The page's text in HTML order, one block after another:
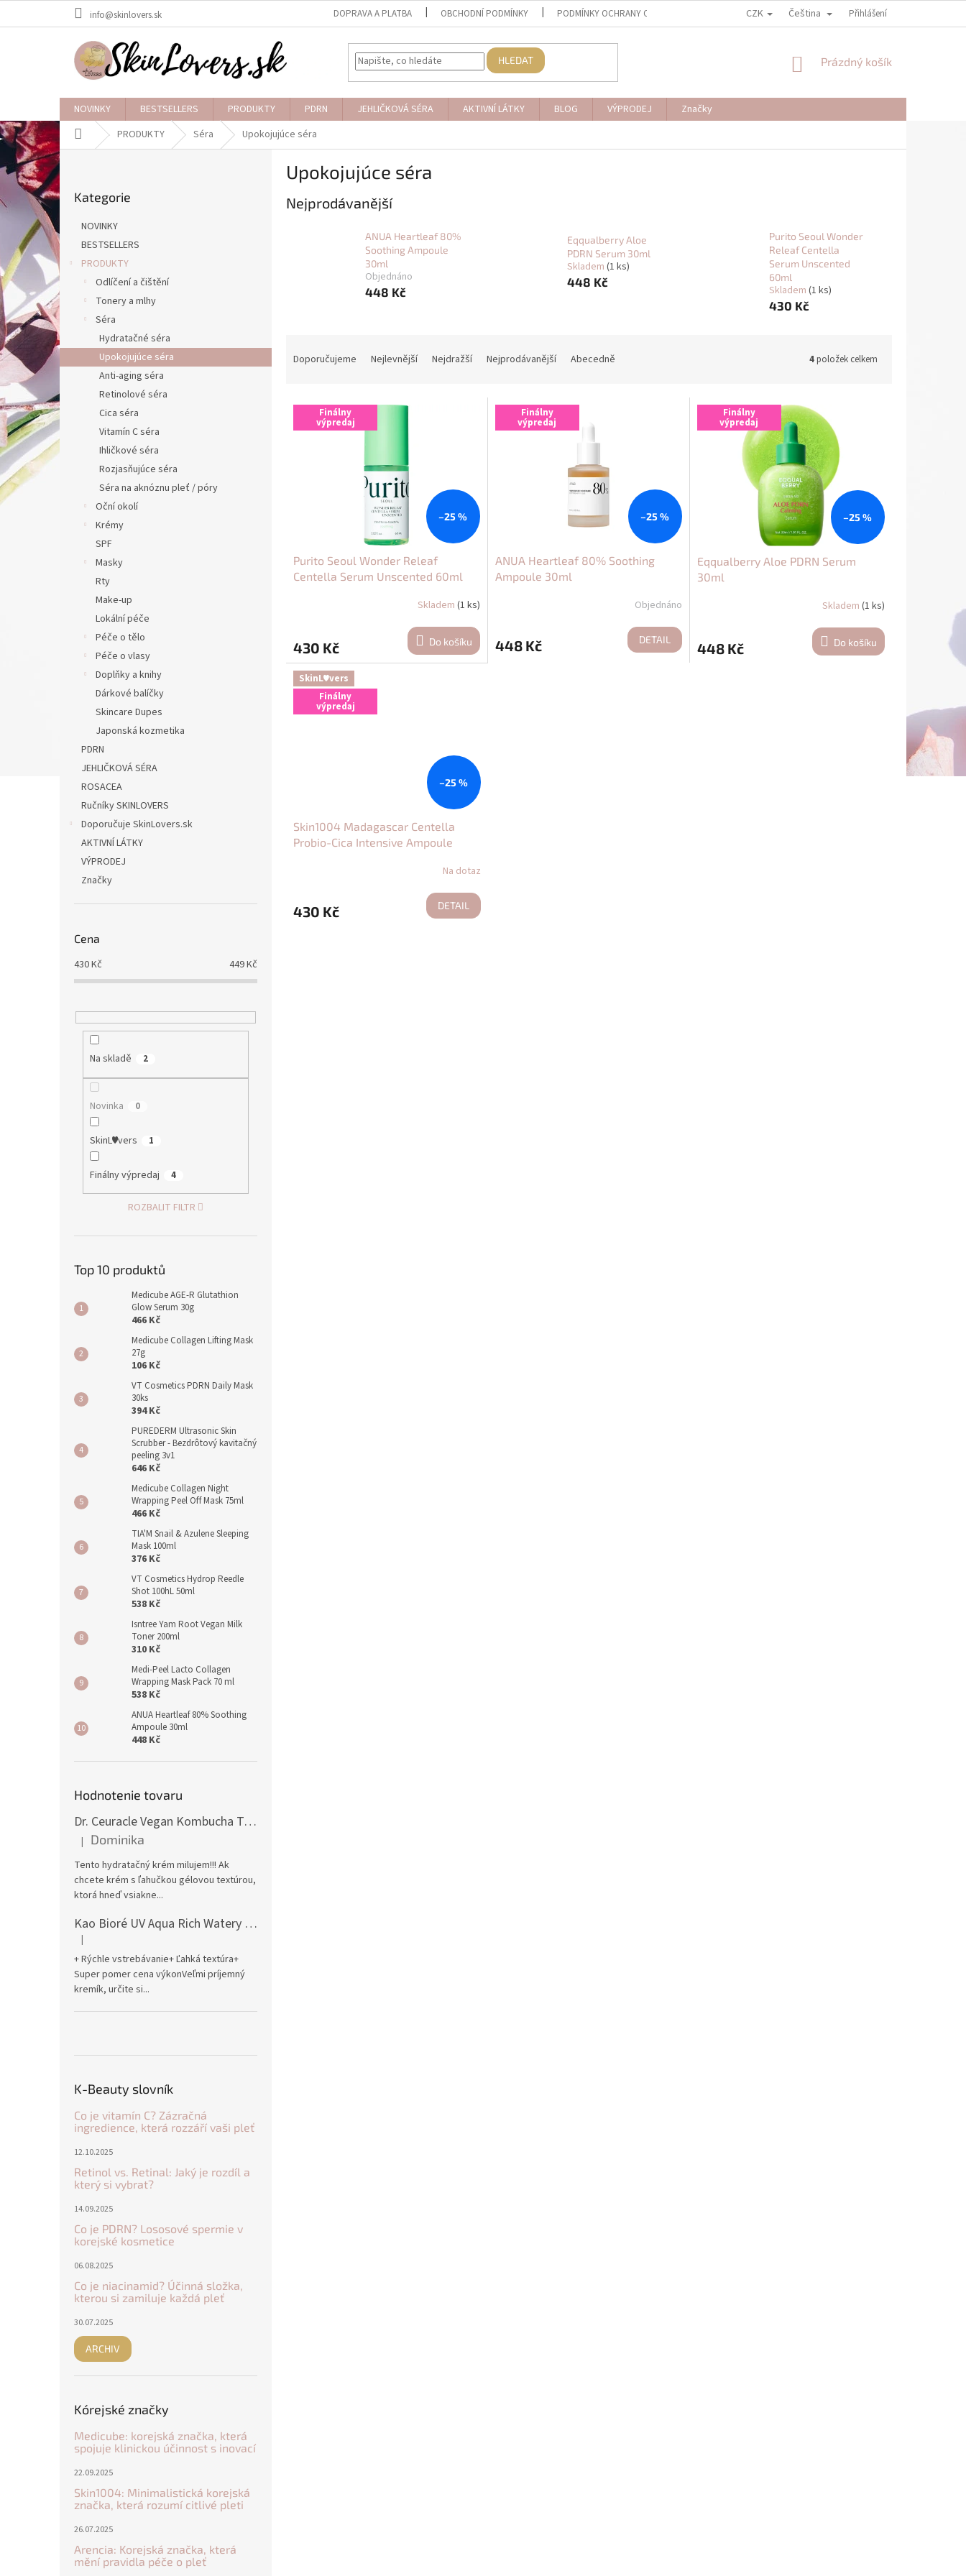
info@skinlovers.sk DOPRAVA A PLATBA OBCHODNÍ PODMÍNKY PODMÍNKY OCHRANY OSOBNÍCH ÚDAJŮ REKLAMAČNÍ PODMÍNKY VZOROVÝ FORMULÁŘ
CZK Čeština Přihlášení
HLEDAT
NÁKUPNÍ
Prázdný košík
NOVINKY BESTSELLERS PRODUKTY PDRN JEHLIČKOVÁ SÉRA AKTIVNÍ LÁTKY BLOG VÝPRODEJ
Značky
Domů PRODUKTY Séra Upokojujúce séra
P
o
s
t
a
n
í
p
n
e
l
kategorie
Kategorie
NOVINKY
BESTSELLERS
PRODUKTY
Odlíčení a čištění
Tonery a mlhy
Séra
Hydratačné séra
Upokojujúce séra
Anti-aging séra
Retinolové séra
Cica séra
Vitamín C séra
Ihličkové séra
Rozjasňujúce séra
Séra na aknóznu pleť / póry
Oční okolí
Krémy
SPF
Masky
Rty
Make-up
Lokální péče
Péče o tělo
Péče o vlasy
Doplňky a knihy
Dárkové balíčky
Skincare Dupes
Japonská kozmetika
PDRN
JEHLIČKOVÁ SÉRA
ROSACEA
Ručníky SKINLOVERS
Doporučuje SkinLovers.sk
AKTIVNÍ LÁTKY
VÝPRODEJ
Značky
Cena
430Kč 449Kč
Na skladě 2
Novinka 0
SkinL♥vers 1
Finálny výpredaj 4
ROZBALIT FILTR
Top 10 produktů
Medicube AGE-R Glutathion
Glow Serum 30g
466 Kč
Medicube Collagen Lifting Mask
27g
106 Kč
VT Cosmetics PDRN Daily Mask
30ks
394 Kč
PUREDERM Ultrasonic Skin
Scrubber - Bezdrôtový kavitačný
peeling 3v1
646 Kč
Medicube Collagen Night
Wrapping Peel Off Mask 75ml
466 Kč
TIA'M Snail & Azulene Sleeping
Mask 100ml
376 Kč
VT Cosmetics Hydrop Reedle
Shot 100hL 50ml
538 Kč
Isntree Yam Root Vegan Milk
Toner 200ml
310 Kč
Medi-Peel Lacto Collagen
Wrapping Mask Pack 70 ml
538 Kč
ANUA Heartleaf 80% Soothing
Ampoule 30ml
448 Kč
Hodnotenie tovaru
Dr. Ceuracle Vegan Kombucha Tea Gel Cream 75g
Hodnocení produktu je 5 z 5 hvězdiček.
| Dominika
Tento hydratačný krém milujem!!! Ak
chcete krém s ľahučkou gélovou textúrou,
ktorá hneď vsiakne...
Kao Bioré UV Aqua Rich Watery Essence Sunscreen SPF50+ PA++++ 70g
Hodnocení produktu je 5 z 5 hvězdiček.
|
+ Rýchle vstrebávanie+ Ľahká textúra+
Super pomer cena výkonVeľmi príjemný
kremík, určite si...
K-Beauty slovník
Co je vitamín C? Zázračná
ingredience, která rozzáří vaši pleť
12.10.2025
Retinol vs. Retinal: Jaký je rozdíl a
který si vybrat?
14.09.2025
Co je PDRN? Lososové spermie v
korejské kosmetice
06.08.2025
Co je niacinamid? Účinná složka,
kterou si zamiluje každá pleť
30.07.2025
ARCHIV
Kórejské značky
Medicube: korejská značka, která
spojuje klinickou účinnost s inovací
22.09.2025
Skin1004: Minimalistická korejská
značka, která rozumí citlivé pleti
26.07.2025
Arencia: Korejská značka, která
mění pravidla péče o pleť
Upokojujúce séra
Nejprodávanější
ANUA Heartleaf 80%
Soothing Ampoule
30ml
Objednáno
448 Kč
Eqqualberry Aloe
PDRN Serum 30ml
Skladem (1 ks)
448 Kč
Purito Seoul Wonder
Releaf Centella
Serum Unscented
60ml
Skladem (1 ks)
430 Kč
n
Doporučujeme Nejlevnější Nejdražší Nejprodávanější Abecedně 4položek celkem
V
Finálny
výpredaj
–25 %
Purito Seoul Wonder Releaf
Centella Serum Unscented 60ml
Skladem (1 ks)
430 Kč Do košíku
Finálny
výpredaj
–25 %
ANUA Heartleaf 80% Soothing
Ampoule 30ml
Objednáno
448 Kč DETAIL
Finálny
výpredaj
–25 %
Eqqualberry Aloe PDRN Serum
30ml
Skladem (1 ks)
448 Kč Do košíku
SkinL♥vers
Finálny
výpredaj
–25 %
Skin1004 Madagascar Centella
Probio-Cica Intensive Ampoule
Na dotaz
430 Kč DETAIL